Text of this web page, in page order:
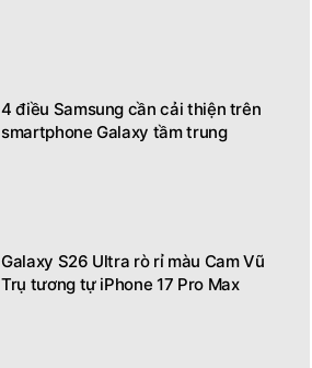
4 điều Samsung cần cải thiện trên
smartphone Galaxy tầm trung
Galaxy S26 Ultra rò rỉ màu Cam Vũ
Trụ tương tự iPhone 17 Pro Max